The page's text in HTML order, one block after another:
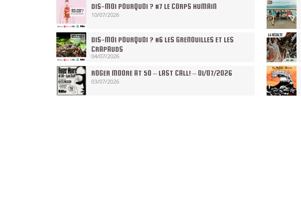
DIS-MOI POURQUOI ? #7 LE CORPS HUMAIN
10/07/2026
DIS-MOI POURQUOI ? #6 LES GRENOUILLES ET LES
CRAPAUDS
04/07/2026
ROGER MOORE AT 50 – LAST CALL! – 01/07/2026
03/07/2026